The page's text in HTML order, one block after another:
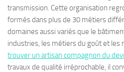
transmission. Cette organisation
formés dans plus de 30 métiers
domaines aussi variés que le
industries, les métiers du goût et les
trouver un artisan compagnon du
travaux de qualité irréprochable, il